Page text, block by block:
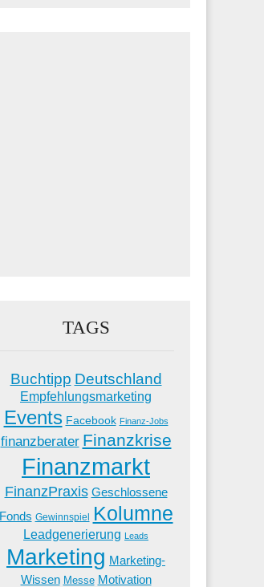
TAGS
Buchtipp Deutschland
Empfehlungsmarketing
Events Facebook Finanz-Jobs
finanzberater Finanzkrise
Finanzmarkt
FinanzPraxis Geschlossene
Fonds Gewinnspiel Kolumne
Leadgenerierung Leads
Marketing Marketing-
Wissen Messe Motivation